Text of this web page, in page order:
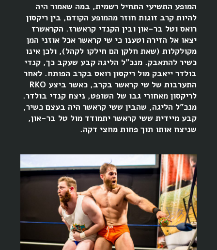
המופע התשיעי התחיל רשמית, במה שאמור היה
להיות קרב זוגות חוזר מהמופע הקודם, בין ריקסון
רואס וטל בר-און ובין הקנדי קראשרז. הקראשרז
יצאו אל הזירה וטענו כי שי קראשר אכל אוזני המן
מקולקלות (שאת חלקן הם חילקו לקהל), ולכן אינו
כשיר להתאבק. מנכ"ל הליגה קבע שעקב כך, קנדי
בולדר ייאבק מול ריקסון רואס בקרב הפותח. לאחר
התערבות של שי קראשר בקרב, כאשר ביצע RKO
לריקסון מאחורי גבו של השופט, ניצח קנדי בולדר.
מנכ"ל הליגה, שהבין ששי קראשר היה בעצם כשיר,
קבע מיידית ששי קראשר יתמודד מול טל בר-און,
שניצח אותו תוך פחות מחצי דקה.